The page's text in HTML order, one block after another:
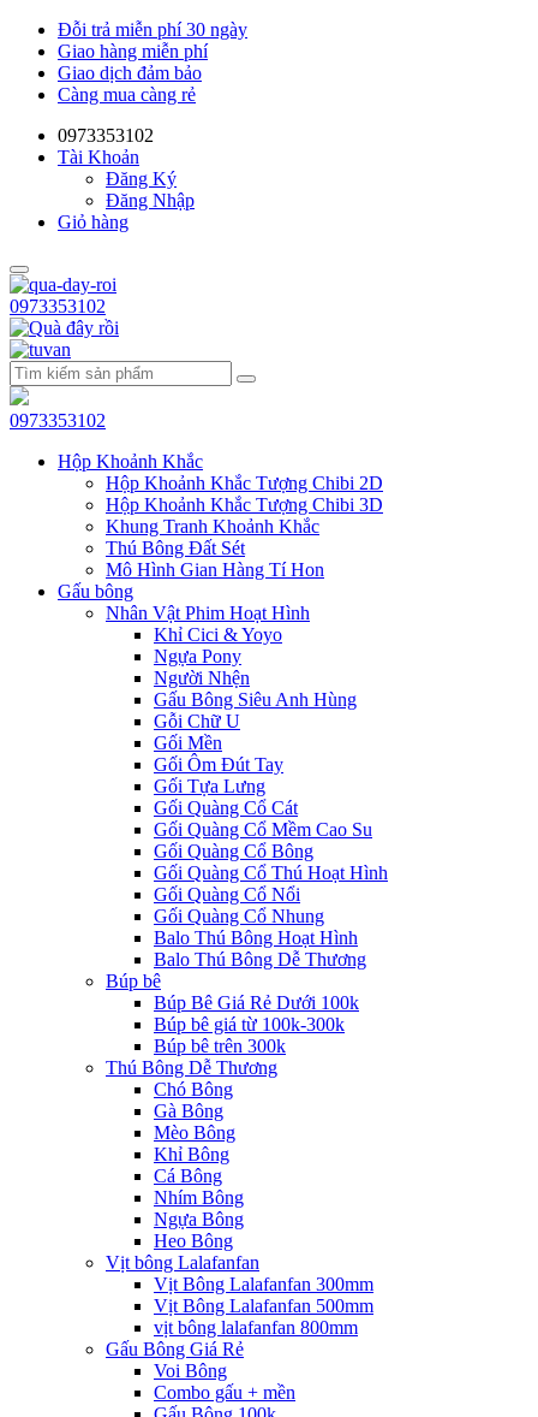
Đỗi trả miễn phí 30 ngày
Giao hàng miễn phí
Giao dịch đảm bảo
Càng mua càng rẻ
0973353102
Tài Khoản
Đăng Ký
Đăng Nhập
Giỏ hàng
0973353102
0973353102
Hộp Khoảnh Khắc
Hộp Khoảnh Khắc Tượng Chibi 2D
Hộp Khoảnh Khắc Tượng Chibi 3D
Khung Tranh Khoảnh Khắc
Thú Bông Đất Sét
Mô Hình Gian Hàng Tí Hon
Gấu bông
Nhân Vật Phim Hoạt Hình
Khỉ Cici & Yoyo
Ngựa Pony
Người Nhện
Gấu Bông Siêu Anh Hùng
Gỗi Chữ U
Gối Mền
Gối Ôm Đút Tay
Gối Tựa Lưng
Gối Quàng Cổ Cát
Gối Quàng Cổ Mềm Cao Su
Gối Quàng Cổ Bông
Gối Quàng Cổ Thú Hoạt Hình
Gối Quàng Cổ Nổi
Gối Quàng Cổ Nhung
Balo Thú Bông Hoạt Hình
Balo Thú Bông Dễ Thương
Búp bê
Búp Bê Giá Rẻ Dưới 100k
Búp bê giá từ 100k-300k
Búp bê trên 300k
Thú Bông Dễ Thương
Chó Bông
Gà Bông
Mèo Bông
Khỉ Bông
Cá Bông
Nhím Bông
Ngựa Bông
Heo Bông
Vịt bông Lalafanfan
Vịt Bông Lalafanfan 300mm
Vịt Bông Lalafanfan 500mm
vịt bông lalafanfan 800mm
Gấu Bông Giá Rẻ
Voi Bông
Combo gấu + mền